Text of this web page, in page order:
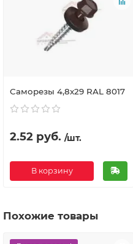
Саморезы 4,8х29 RAL 8017
2.52 руб. /шт.
В корзину
Похожие товары